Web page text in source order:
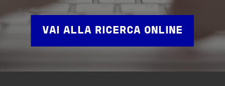
VAI ALLA RICERCA ONLINE